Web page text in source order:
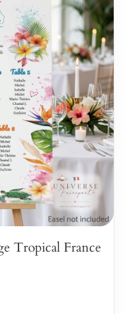
Tropical France